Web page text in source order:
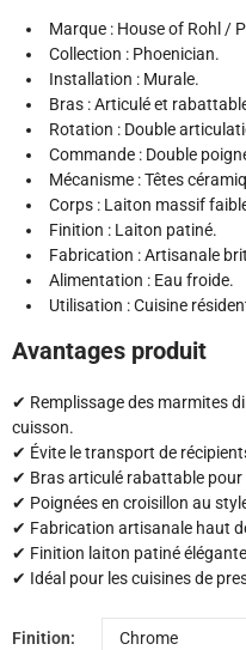
Marque : House of Rohl /
Collection : Phoenician.
Installation : Murale.
Bras : Articulé et
Rotation : Double
Commande : Double
Mécanisme : Têtes
Corps : Laiton massif
Finition : Laiton patiné.
Fabrication : Artisanale
Alimentation : Eau froide.
Utilisation : Cuisine
Avantages produit
✔ Remplissage des marmites
cuisson.
✔ Évite le transport de
✔ Bras articulé rabattable
✔ Poignées en croisillon au
✔ Fabrication artisanale haut
✔ Finition laiton patiné
✔ Idéal pour les cuisines de
Finition